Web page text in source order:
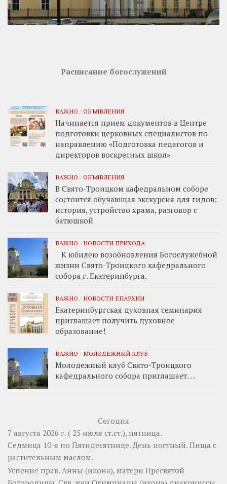
Расписание богослужений
ВАЖНО / ОБЪЯВЛЕНИЯ
Начинается прием документов в Центре
подготовки церковных специалистов по
направлению «Подготовка педагогов и
директоров воскресных школ»
ВАЖНО / ОБЪЯВЛЕНИЯ
В Свято-Троицком кафедральном соборе
состоится обучающая экскурсия для гидов:
история, устройство храма, разговор с
батюшкой
ВАЖНО / НОВОСТИ ПРИХОДА
К юбилею возобновления Богослужебной
жизни Свято-Троицкого кафедрального
собора г. Екатеринбурга.
ВАЖНО / НОВОСТИ ЕПАРХИИ
Екатеринбургская духовная семинария
приглашает получить духовное
образование!
ВАЖНО / МОЛОДЕЖНЫЙ КЛУБ
Молодежный клуб Свято-Троицкого
кафедрального собора приглашает. . .
Сегодня
7 августа 2026 г. ( 25 июля ст.ст.), пятница.
Седмица 10-я по Пятидесятнице. День постный. Пища с
растительным маслом.
Успение прав. Анны (икона), матери Пресвятой